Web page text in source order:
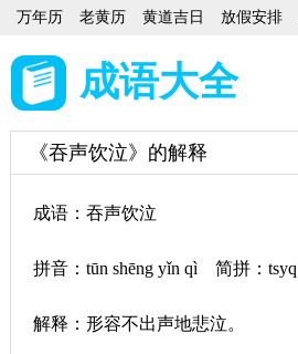
万年历 老黄历 黄道吉日 放假安排
成语大全
《吞声饮泣》的解释
成语：吞声饮泣
拼音：tūn shēng yǐn qì 简拼：tsyq
解释：形容不出声地悲泣。